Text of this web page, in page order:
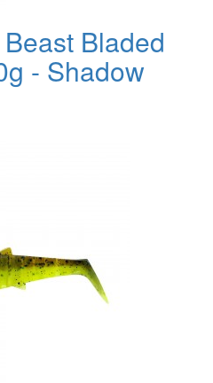
Bladed
- Shadow